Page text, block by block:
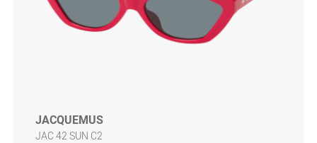
JACQUEMUS
JAC 42 SUN C2